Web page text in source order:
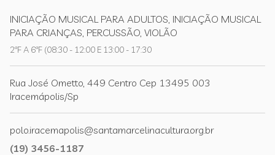
INICIAÇÃO MUSICAL PARA ADULTOS, INICIAÇÃO MUSICAL
PARA CRIANÇAS, PERCUSSÃO, VIOLÃO
2ªF A 6ªF (08:30 - 12:00 E 13:00 - 17:30
Rua José Ometto, 449 Centro Cep 13495 003
Iracemápolis/Sp
polo.iracemapolis@santamarcelinacultura.org.br
(19) 3456-1187